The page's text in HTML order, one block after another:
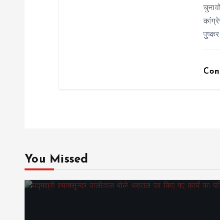
You Missed